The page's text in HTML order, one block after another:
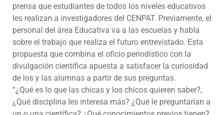
prensa que estudiantes de todos los niveles educativos
les realizan a investigadores del CENPAT. Previamente, el
personal del área Educativa va a las escuelas y habla
sobre el trabajo que realiza el futuro entrevistado. Esta
propuesta que combina el oficio periodístico con la
divulgación científica apuesta a satisfacer la curiosidad
de los y las alumnas a partir de sus preguntas.
“¿Qué es lo que las chicas y los chicos quieren saber?,
¿Qué disciplina les interesa más? ¿Qué le preguntarían a